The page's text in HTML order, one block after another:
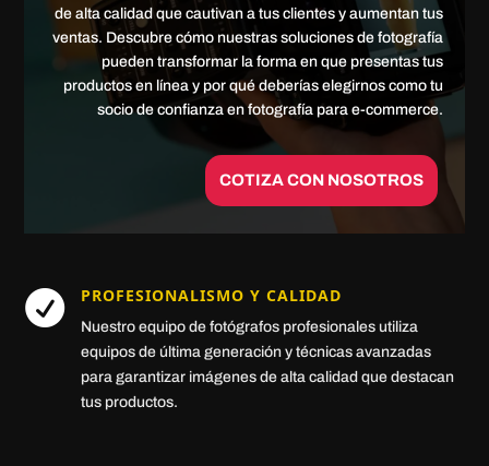
de alta calidad que cautivan a tus clientes y aumentan tus
ventas. Descubre cómo nuestras soluciones de fotografía
pueden transformar la forma en que presentas tus
productos en línea y por qué deberías elegirnos como tu
socio de confianza en fotografía para e-commerce.
COTIZA CON NOSOTROS
 PROFESIONALISMO Y CALIDAD
Nuestro equipo de fotógrafos profesionales utiliza
equipos de última generación y técnicas avanzadas
para garantizar imágenes de alta calidad que destacan
tus productos.